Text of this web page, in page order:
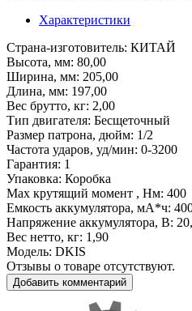
Характеристики
Страна-изготовитель: КИТАЙ
Высота, мм: 80,00
Ширина, мм: 205,00
Длина, мм: 197,00
Вес брутто, кг: 2,00
Тип двигателя: Бесщеточный
Размер патрона, дюйм: 1/2
Частота ударов, уд/мин: 0-3200
Гарантия: 1
Упаковка: Коробка
Max крутящий момент , Нм: 400
Емкость аккумулятора, мА*ч:
Напряжение аккумулятора, В:
Вес нетто, кг: 1,90
Модель: DKIS
Отзывы о товаре отсутствуют.
Добавить комментарий